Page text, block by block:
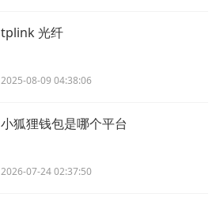
tplink 光纤
2025-08-09 04:38:06
小狐狸钱包是哪个平台
2026-07-24 02:37:50